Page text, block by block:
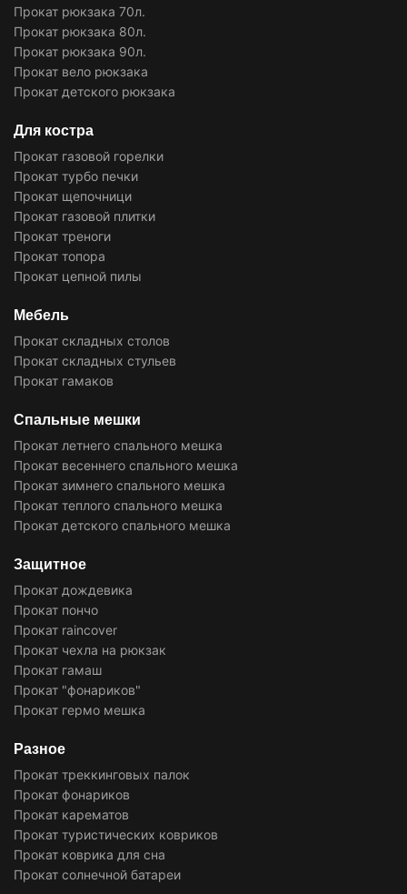
Прокат рюкзака 70л.
Прокат рюкзака 80л.
Прокат рюкзака 90л.
Прокат вело рюкзака
Прокат детского рюкзака
Для костра
Прокат газовой горелки
Прокат турбо печки
Прокат щепочници
Прокат газовой плитки
Прокат треноги
Прокат топора
Прокат цепной пилы
Мебель
Прокат складных столов
Прокат складных стульев
Прокат гамаков
Спальные мешки
Прокат летнего спального мешка
Прокат весеннего спального мешка
Прокат зимнего спального мешка
Прокат теплого спального мешка
Прокат детского спального мешка
Защитное
Прокат дождевика
Прокат пончо
Прокат raincover
Прокат чехла на рюкзак
Прокат гамаш
Прокат "фонариков"
Прокат гермо мешка
Разное
Прокат треккинговых палок
Прокат фонариков
Прокат карематов
Прокат туристических ковриков
Прокат коврика для сна
Прокат солнечной батареи